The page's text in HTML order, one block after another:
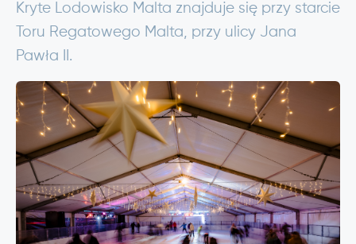
Kryte Lodowisko Malta znajduje się przy starcie
Toru Regatowego Malta, przy ulicy Jana
Pawła II.